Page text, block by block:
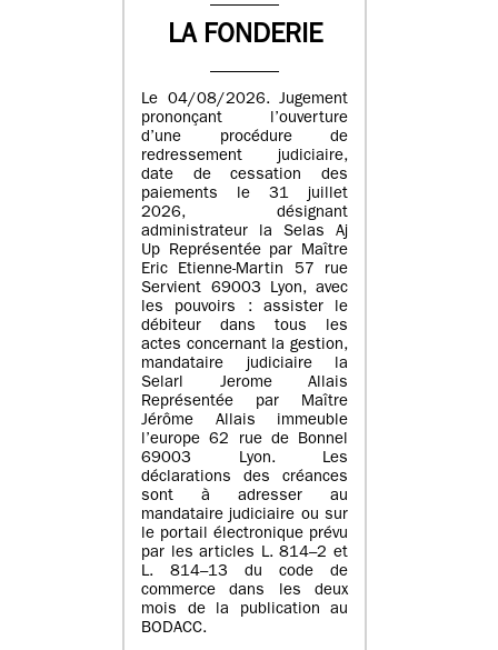
LA FONDERIE
Le 04/08/2026. Jugement
prononçant l’ouverture
d’une procédure de
redressement judiciaire,
date de cessation des
paiements le 31 juillet
2026, désignant
administrateur la Selas Aj
Up Représentée par Maître
Eric Etienne-Martin 57 rue
Servient 69003 Lyon, avec
les pouvoirs : assister le
débiteur dans tous les
actes concernant la gestion,
mandataire judiciaire la
Selarl Jerome Allais
Représentée par Maître
Jérôme Allais immeuble
l’europe 62 rue de Bonnel
69003 Lyon. Les
déclarations des créances
sont à adresser au
mandataire judiciaire ou sur
le portail électronique prévu
par les articles L. 814–2 et
L. 814–13 du code de
commerce dans les deux
mois de la publication au
BODACC.